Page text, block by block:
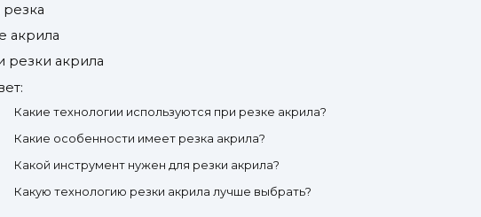
акрила
резки акрила
Какие технологии используются при резке акрила?
Какие особенности имеет резка акрила?
Какой инструмент нужен для резки акрила?
Какую технологию резки акрила лучше выбрать?